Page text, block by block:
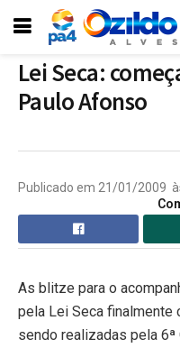
Lei Seca:
Paulo Afonso
Publicado em 21/01/2009
As blitze para o
pela Lei Seca finalmente
sendo realizadas pela